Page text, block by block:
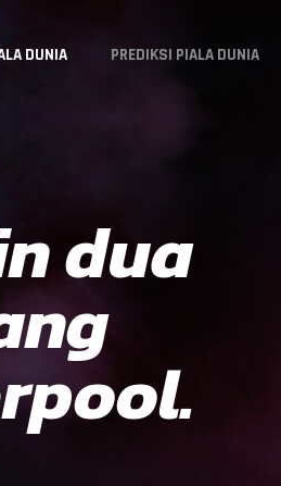
DUNIA PREDIKSI PIALA DUNIA
dua